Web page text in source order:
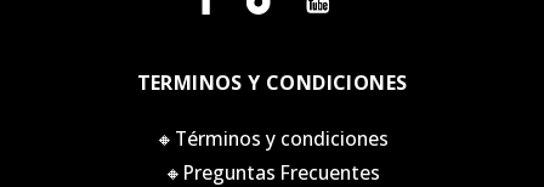
TERMINOS Y CONDICIONES
🔸Términos y condiciones
🔸Preguntas Frecuentes